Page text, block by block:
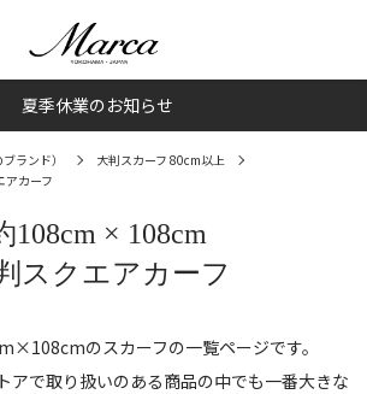
夏季休業のお知らせ
ランド）
大判スカーフ 80cm以上
アカーフ
108cm × 108cm
スクエアカーフ
のスカーフの一覧ページです。
アで取り扱いのある商品の中でも一番大きな